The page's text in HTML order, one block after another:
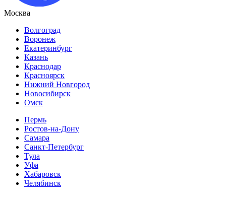
Москва
Волгоград
Воронеж
Екатеринбург
Казань
Краснодар
Красноярск
Нижний Новгород
Новосибирск
Омск
Пермь
Ростов-на-Дону
Самара
Санкт-Петербург
Тула
Уфа
Хабаровск
Челябинск